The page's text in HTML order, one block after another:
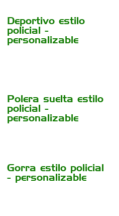
Deportivo estilo
policial -
personalizable
Polera suelta estilo
policial -
personalizable
Gorra estilo policial
- personalizable